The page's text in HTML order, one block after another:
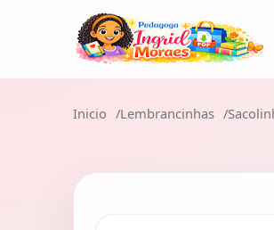
Inicio Lembrancinhas